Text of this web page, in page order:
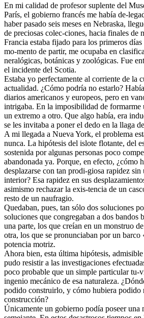
En mi calidad de profesor suplente del
París, el gobierno francés me había de-
haber pasado seis meses en Nebraska,
de preciosas colec-ciones, hacia finales de
Francia estaba fijado para los primeros
mo-mento de partir, me ocupaba en
neralógicas, botánicas y zoológicas. Fue
el incidente del Scotia.
Estaba yo perfectamente al corriente de la
actualidad. ¿Cómo podría no estarlo?
diarios americanos y europeos, pero en
intrigaba. En la imposibilidad de formarme
un extremo a otro. Que algo había, era
se les invitaba a poner el dedo en la llaga
A mi llegada a Nueva York, el problema
nunca. La hipótesis del islote flotante, del
sostenida por algunas personas poco
abandonada ya. Porque, en efecto, ¿cómo
desplazarse con tan prodi-giosa rapidez sin
interior? Esa rapidez en sus
asimismo rechazar la exis-tencia de un
resto de un naufragio.
Quedaban, pues, tan sólo dos soluciones
soluciones que congregaban a dos bandos
una parte, los que creían en un monstruo
otra, los que se pronunciaban por un barco
potencia motriz.
Ahora bien, esta última hipótesis,
pudo resistir a las investigaciones
poco probable que un simple particular tu-
ingenio mecánico de esa naturaleza.
podido construirlo, y cómo hubiera podido
construcción?
Únicamente un gobierno podía poseer una